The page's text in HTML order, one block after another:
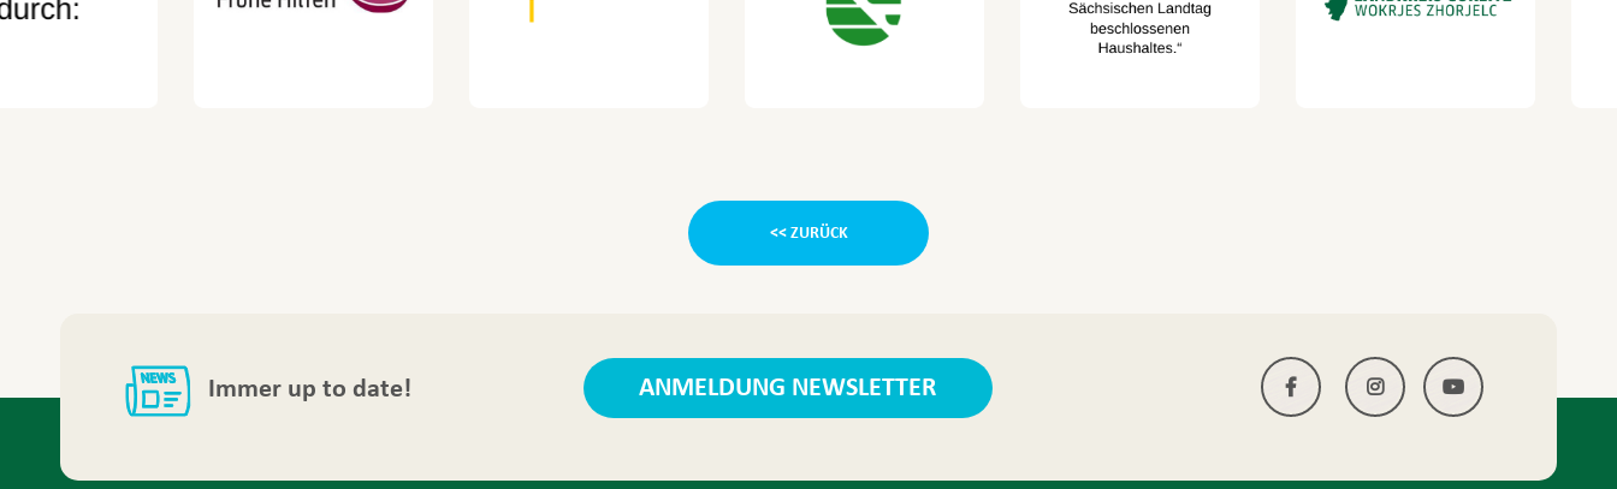
<< ZURÜCK
Immer up to date! ANMELDUNG NEWSLETTER